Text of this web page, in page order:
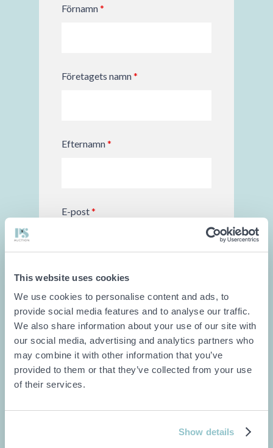
This website uses cookies
We use cookies to personalise content and ads, to
provide social media features and to analyse our traffic.
We also share information about your use of our site with
our social media, advertising and analytics partners who
may combine it with other information that you’ve
provided to them or that they’ve collected from your use
of their services.
Show details
Förnamn*
Företagets namn*
Efternamn*
E-post*
Tel*
Typ av objekt
Vad är det för objekt du skulle vilja ha
hjälp med att sälja?